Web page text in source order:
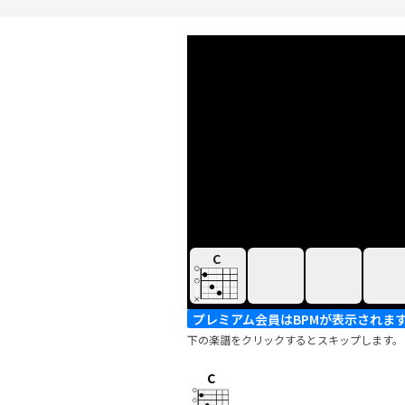
C
プレミアム会員はBPMが表示されま
下の楽譜をクリックするとスキップします。
C